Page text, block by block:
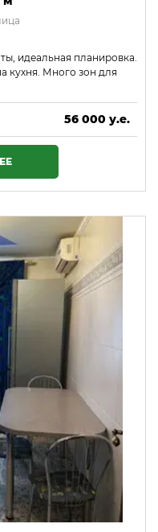
идеальная планировка.
кухня. Много зон для
56 000 у.е.
2 408 000 ₴